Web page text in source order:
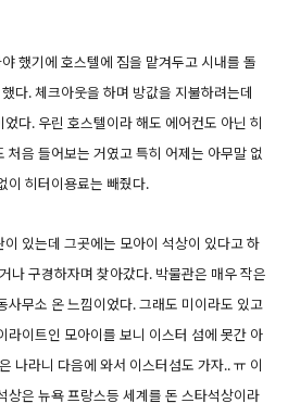
했기에 호스텔에 짐을 맡겨두고 시내를 돌
다. 체크아웃을 하며 방값을 지불하려는데
다. 우린 호스텔이라 해도 에어컨도 아닌 히
처음 들어보는 거였고 특히 어제는 아무말 없
이 히터이용료는 빼줬다.
있는데 그곳에는 모아이 석상이 있다고 하
나 구경하자며 찾아갔다. 박물관은 매우 작은
사무소 온 느낌이었다. 그래도 미이라도 있고
라이트인 모아이를 보니 이스터 섬에 못간 아
나라니 다음에 와서 이스터섬도 가자.. ㅠ 이
상은 뉴욕 프랑스등 세계를 돈 스타석상이라